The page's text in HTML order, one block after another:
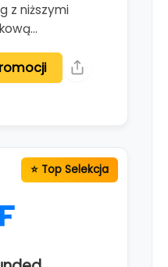
z niższymi